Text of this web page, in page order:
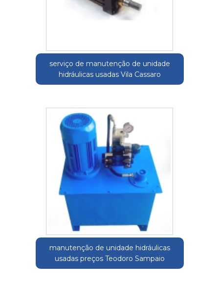
serviço de manutenção de unidade
hidráulicas usadas Vila Cassaro
manutenção de unidade hidráulicas
usadas preços Teodoro Sampaio